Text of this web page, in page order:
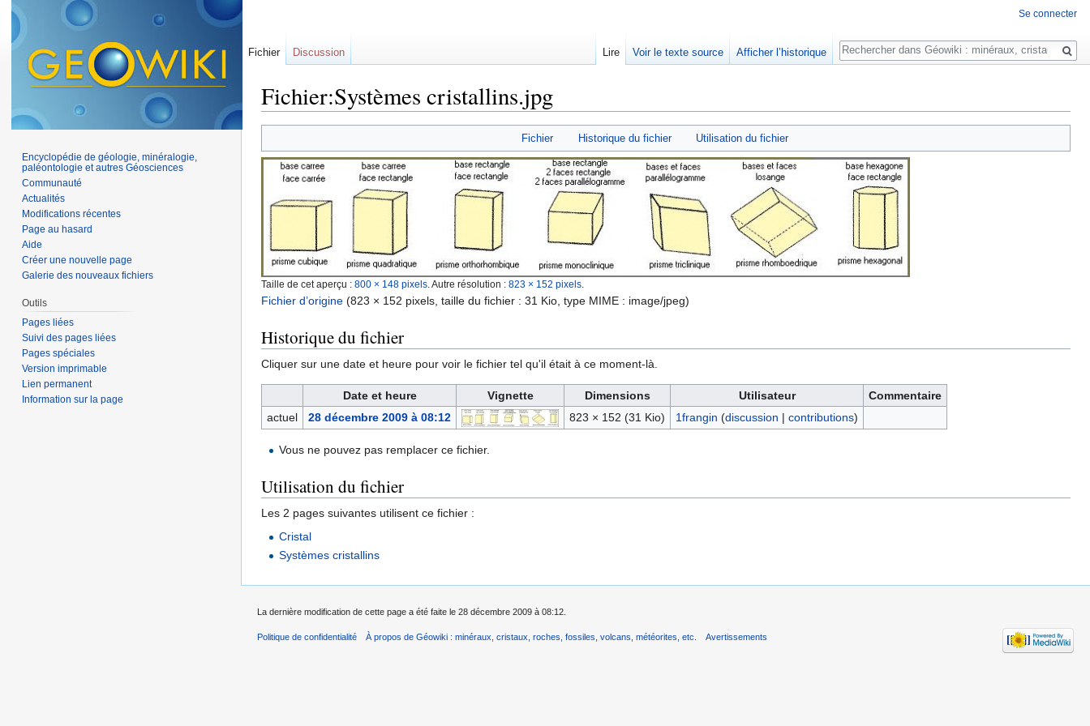
Fichier:Systèmes cristallins.jpg
Fichier Historique du fichier Utilisation du fichier
Taille de cet aperçu : 800 × 148 pixels Autre résolution : 823 × 152 pixels
Fichier d’origine (823 × 152 pixels, taille du fichier : 31 Kio, type MIME : image/jpeg)
Historique du fichier
Cliquer sur une date et heure pour voir le fichier tel qu'il était à ce moment-là.
Date et heure Vignette Dimensions Utilisateur
Commentaire
actuel
28 décembre 2009 à 08:12 823 × 152 (31 Kio) 1frangin (discussion | contributions)
Vous ne pouvez pas remplacer ce fichier.
Utilisation du fichier
Les 2 pages suivantes utilisent ce fichier :
Cristal
Systèmes cristallins
Se connecter
Fichier Discussion Lire Voir le texte source Afficher l’historique
Rechercher
Encyclopédie de géologie, minéralogie,
paléontologie et autres Géosciences
Communauté
Actualités
Modifications récentes
Page au hasard
Aide
Créer une nouvelle page
Galerie des nouveaux fichiers
Outils
Pages liées
Suivi des pages liées
Pages spéciales
Version imprimable
Lien permanent
Information sur la page
La dernière modification de cette page a été faite le 28 décembre 2009 à 08:12.
Politique de confidentialité À propos de Géowiki : minéraux, cristaux, roches, fossiles, volcans, météorites, etc. Avertissements